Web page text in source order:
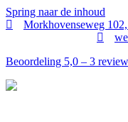
Spring naar de inhoud
Morkhovenseweg
Beoordeling 5,0 – 3